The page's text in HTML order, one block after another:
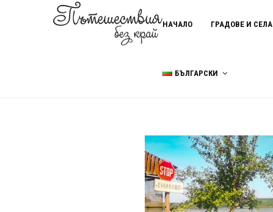
НАЧАЛО ГРАДОВЕ И СЕЛА
БЪЛГАРСКИ
Home Адемир